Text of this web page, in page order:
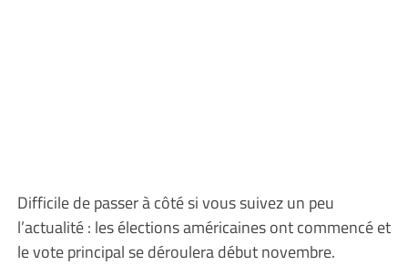
Difficile de passer à côté si vous suivez un peu
l’actualité : les élections américaines ont commencé et
le vote principal se déroulera début novembre.